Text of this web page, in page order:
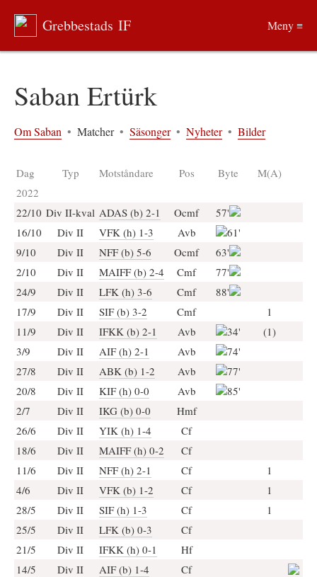
Saban Ertürk
Om Saban • Matcher • Säsonger • Nyheter • Bilder
Dag Typ Motståndare Pos Byte
M(A)
2022
22/10 Div II-kval ADAS (b) 2-1 Ocmf
57'
16/10
Div II VFK (h) 1-3 Avb
61'
9/10
Div II NFF (b) 5-6 Ocmf
63'
2/10
Div II MAIFF (b) 2-4 Cmf
77'
24/9
Div II LFK (h) 3-6 Cmf
88'
17/9
Div II SIF (b) 3-2 Cmf
1
11/9
Div II IFKK (b) 2-1 Avb 34'
(1)
3/9
Div II AIF (h) 2-1 Avb
74'
27/8
Div II ABK (b) 1-2 Avb
77'
20/8
Div II KIF (h) 0-0 Avb
85'
2/7
Div II IKG (b) 0-0
Hmf
26/6
Div II YIK (h) 1-4
Cf
18/6
Div II MAIFF (h) 0-2
Cf
11/6
Div II NFF (h) 2-1 Cf
1
4/6
Div II VFK (b) 1-2 Cf
1
28/5
Div II SIF (h) 1-3 Cf
1
25/5
Div II LFK (b) 0-3
Cf
21/5
Div II IFKK (h) 0-1
Hf
14/5
Div II AIF (b) 1-4
Cf
Grebbestads IF Meny ≡